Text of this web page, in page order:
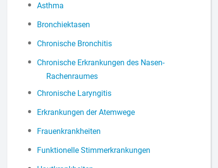
Asthma
Bronchiektasen
Chronische Bronchitis
Chronische Erkrankungen des Nasen-
Rachenraumes
Chronische Laryngitis
Erkrankungen der Atemwege
Frauenkrankheiten
Funktionelle Stimmerkrankungen